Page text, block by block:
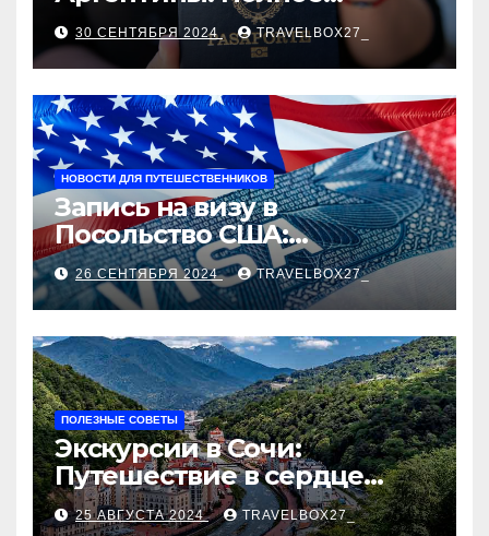
руководство
30 СЕНТЯБРЯ 2024 TRAVELBOX27_
НОВОСТИ ДЛЯ ПУТЕШЕСТВЕННИКОВ
Запись на визу в
Посольство США:
Пошаговое руководство
26 СЕНТЯБРЯ 2024 TRAVELBOX27_
ПОЛЕЗНЫЕ СОВЕТЫ
Экскурсии в Сочи:
Путешествие в сердце
Черноморского курорта
25 АВГУСТА 2024 TRAVELBOX27_